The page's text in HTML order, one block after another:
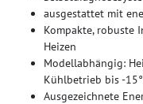
ausgestattet mit
Kompakte, robuste
Heizen
Modellabhängig:
Kühlbetrieb bis -
Ausgezeichnete